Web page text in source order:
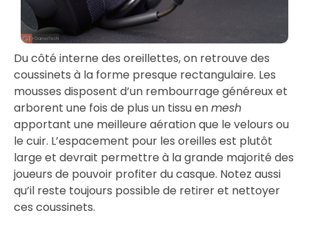
Du côté interne des oreillettes, on retrouve des
coussinets à la forme presque rectangulaire. Les
mousses disposent d’un rembourrage généreux et
arborent une fois de plus un tissu enmesh
apportant une meilleure aération que le velours ou
le cuir. L’espacement pour les oreilles est plutôt
large et devrait permettre à la grande majorité des
joueurs de pouvoir profiter du casque. Notez aussi
qu’il reste toujours possible de retirer et nettoyer
ces coussinets.